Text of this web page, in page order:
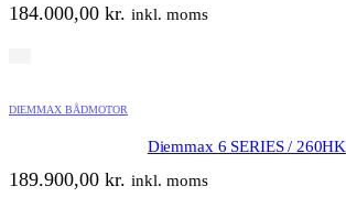
184.000,00 kr. inkl. moms
DIEMMAX BÅDMOTOR
Diemmax 6 SERIES / 260HK
189.900,00 kr. inkl. moms